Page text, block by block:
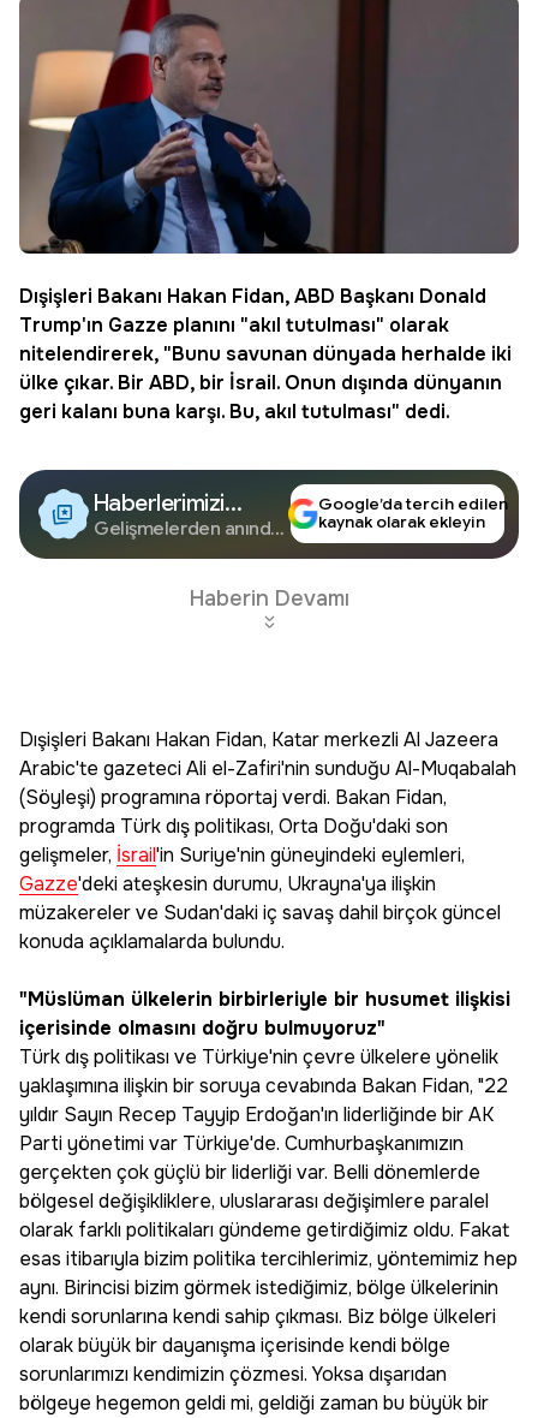
Dışişleri Bakanı Hakan Fidan,ABD Başkanı Donald
Trump'ın Gazze planını "akıl tutulması" olarak
nitelendirerek, "Bunu savunan dünyada herhalde iki
ülke çıkar. Bir ABD, bir İsrail. Onun dışında dünyanın
geri kalanı buna karşı. Bu, akıl tutulması" dedi.
Haberlerimizi
Google'da Takip
Edin
Gelişmelerden anında
Google’da tercih edilen
kaynak olarak ekleyin
Haberin Devamı
Dışişleri Bakanı Hakan Fidan, Katar merkezli Al Jazeera
Arabic'te gazeteci Ali el-Zafiri'nin sunduğu Al-Muqabalah
(Söyleşi) programına röportaj verdi. Bakan Fidan,
programda Türk dış politikası, Orta Doğu'daki son
gelişmeler, İsrail'in Suriye'nin güneyindeki eylemleri,
Gazze'deki ateşkesin durumu, Ukrayna'ya ilişkin
müzakereler ve Sudan'daki iç savaş dahil birçok güncel
konuda açıklamalarda bulundu.
"Müslüman ülkelerin birbirleriyle bir husumet ilişkisi
içerisinde olmasını doğru bulmuyoruz"
Türk dış politikası ve Türkiye'nin çevre ülkelere yönelik
yaklaşımına ilişkin bir soruya cevabında Bakan Fidan, "22
yıldır Sayın Recep Tayyip Erdoğan'ın liderliğinde bir AK
Parti yönetimi var Türkiye'de. Cumhurbaşkanımızın
gerçekten çok güçlü bir liderliği var. Belli dönemlerde
bölgesel değişikliklere, uluslararası değişimlere paralel
olarak farklı politikaları gündeme getirdiğimiz oldu. Fakat
esas itibarıyla bizim politika tercihlerimiz, yöntemimiz hep
aynı. Birincisi bizim görmek istediğimiz, bölge ülkelerinin
kendi sorunlarına kendi sahip çıkması. Biz bölge ülkeleri
olarak büyük bir dayanışma içerisinde kendi bölge
sorunlarımızı kendimizin çözmesi. Yoksa dışarıdan
bölgeye hegemon geldi mi, geldiği zaman bu büyük bir